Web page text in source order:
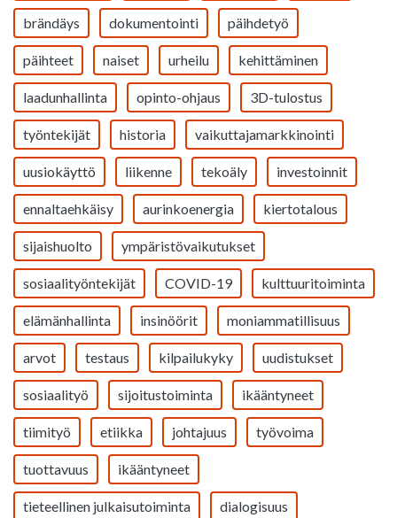
brändäys dokumentointi päihdetyö
päihteet naiset urheilu kehittäminen
laadunhallinta opinto-ohjaus 3D-tulostus
työntekijät historia vaikuttajamarkkinointi
uusiokäyttö liikenne tekoäly investoinnit
ennaltaehkäisy aurinkoenergia kiertotalous
sijaishuolto ympäristövaikutukset
sosiaalityöntekijät COVID-19 kulttuuritoiminta
elämänhallinta insinöörit moniammatillisuus
arvot testaus kilpailukyky uudistukset
sosiaalityö sijoitustoiminta ikääntyneet
tiimityö etiikka johtajuus työvoima
tuottavuus ikääntyneet
tieteellinen julkaisutoiminta dialogisuus